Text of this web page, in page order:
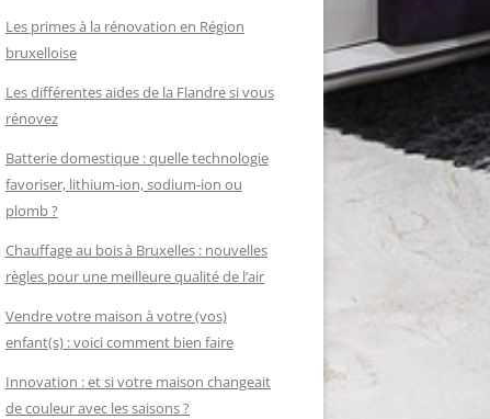
Les primes à la rénovation en Région
bruxelloise
Les différentes aides de la Flandre si vous
rénovez
Batterie domestique : quelle technologie
favoriser, lithium-ion, sodium-ion ou
plomb ?
Chauffage au bois à Bruxelles : nouvelles
règles pour une meilleure qualité de l’air
Vendre votre maison à votre (vos)
enfant(s) : voici comment bien faire
Innovation : et si votre maison changeait
de couleur avec les saisons ?